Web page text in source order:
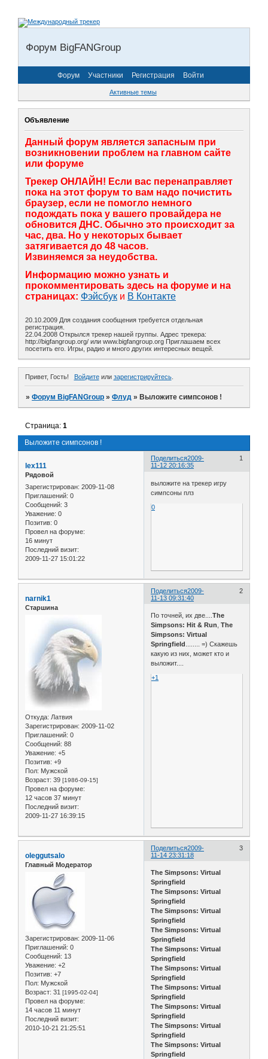
Форум BigFANGroup
Форум Участники Регистрация Войти
Активные темы
Объявление
Данный форум является запасным при
возникновении проблем на главном сайте
или форуме
Трекер ОНЛАЙН! Если вас перенаправляет
пока на этот форум то вам надо почистить
браузер, если не помогло немного
подождать пока у вашего провайдера не
обновится ДНС. Обычно это происходит за
час, два. Но у некоторых бывает
затягивается до 48 часов.
Извиняемся за неудобства.
Информацию можно узнать и
прокомментировать здесь на форуме и на
страницах: Фэйсбук и В Контакте
20.10.2009 Для создания сообщения требуется отдельная
регистрация.
22.04.2008 Открылся трекер нашей группы. Адрес трекера:
http://bigfangroup.org/ или www.bigfangroup.org Приглашаем всех
посетить его. Игры, радио и много других интересных вещей.
Привет, Гость! Войдитеили зарегистрируйтесь.
»Форум BigFANGroup »Флуд » Выложите симпсонов !
Выложите симпсонов !
Страница:1
Поделиться 1
2009-
11-12 20:16:35
lex111
Рядовой
Зарегистрирован: 2009-11-08
Приглашений: 0
Сообщений: 3
Уважение: 0
Позитив: 0
Провел на форуме:
16 минут
Последний визит:
2009-11-27 15:01:22
выложите на трекер игру
симпсоны плз
0
Поделиться 2
2009-
11-13 09:31:40
narnik1
Старшина
Откуда: Латвия
Зарегистрирован: 2009-11-02
Приглашений: 0
Сообщений: 88
Уважение: +5
Позитив: +9
Пол: Мужской
Возраст: 39 [1986-09-15]
Провел на форуме:
12 часов 37 минут
Последний визит:
2009-11-27 16:39:15
По точней, их две....The
Simpsons: Hit & Run ,The
Simpsons: Virtual
Springfield ........ =) Скажешь
какую из них, может кто и
выложит....
+1
Поделиться 3
2009-
11-14 23:31:18
oleggutsalo
Главный Модератор
Зарегистрирован: 2009-11-06
Приглашений: 0
Сообщений: 13
Уважение: +2
Позитив: +7
Пол: Мужской
Возраст: 31 [1995-02-04]
Провел на форуме:
14 часов 11 минут
Последний визит:
2010-10-21 21:25:51
The Simpsons: Virtual
Springfield
The Simpsons: Virtual
Springfield
The Simpsons: Virtual
Springfield
The Simpsons: Virtual
Springfield
The Simpsons: Virtual
Springfield
The Simpsons: Virtual
Springfield
The Simpsons: Virtual
Springfield
The Simpsons: Virtual
Springfield
The Simpsons: Virtual
Springfield
The Simpsons: Virtual
Springfield